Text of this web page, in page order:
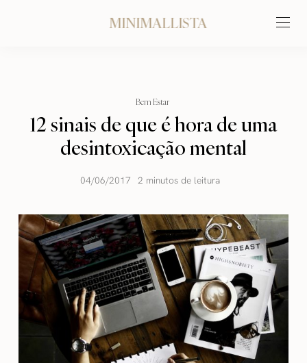
MINIMALLISTA
Bem Estar
12 sinais de que é hora de uma
desintoxicação mental
04/06/2017 2 minutos de leitura